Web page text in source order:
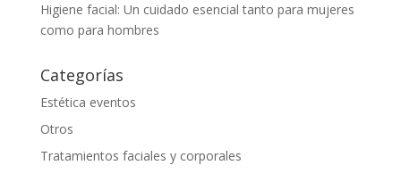
Higiene facial: Un cuidado esencial tanto para mujeres
como para hombres
Categorías
Estética eventos
Otros
Tratamientos faciales y corporales